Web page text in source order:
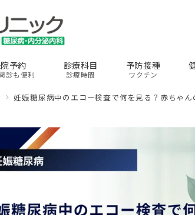
予約
診も便利
診療科目
診療時間
予防接種
ワクチン
妊娠糖尿病中のエコー検査で何を見る？赤ちゃ